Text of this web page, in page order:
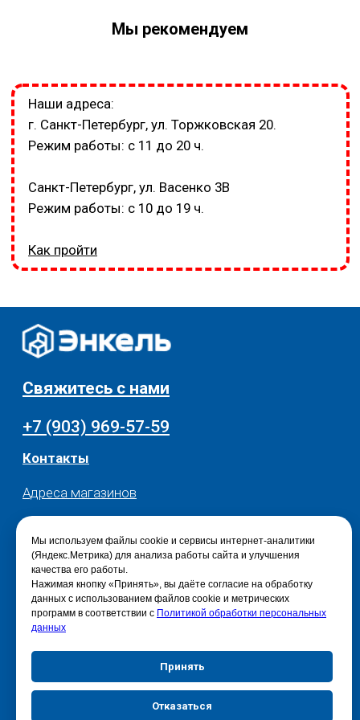
Мы используем файлы cookie и сервисы интернет-аналитики
(Яндекс.Метрика) для анализа работы сайта и улучшения
качества его работы.
Нажимая кнопку «Принять», вы даёте согласие на обработку
данных с использованием файлов cookie и метрических
программ в соответствии с Политикой обработки персональных
данных
Принять
Отказаться
Мы рекомендуем